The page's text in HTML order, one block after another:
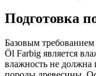
Подготовка
Базовым
Öl Farbig является
влажность не должна